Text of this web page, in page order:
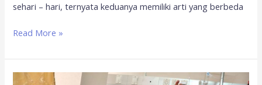
sehari – hari, ternyata keduanya memiliki arti yang berbeda
Read More »
Sedekah